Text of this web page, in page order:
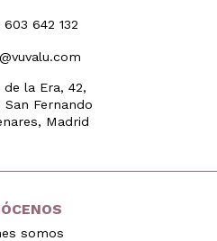
603 642 132
de la Era, 42,
San Fernando
Madrid
somos